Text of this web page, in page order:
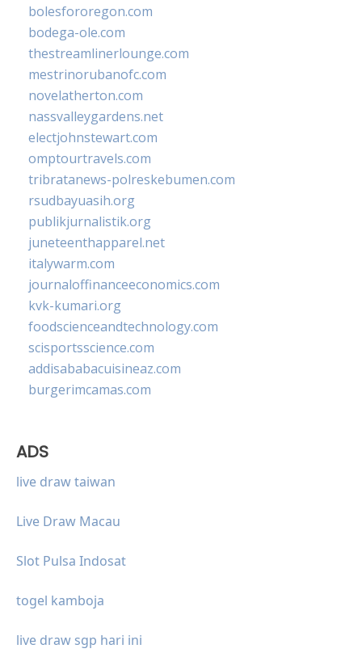
bolesfororegon.com
bodega-ole.com
thestreamlinerlounge.com
mestrinorubanofc.com
novelatherton.com
nassvalleygardens.net
electjohnstewart.com
omptourtravels.com
tribratanews-polreskebumen.com
rsudbayuasih.org
publikjurnalistik.org
juneteenthapparel.net
italywarm.com
journaloffinanceeconomics.com
kvk-kumari.org
foodscienceandtechnology.com
scisportsscience.com
addisababacuisineaz.com
burgerimcamas.com
ADS
live draw taiwan
Live Draw Macau
Slot Pulsa Indosat
togel kamboja
live draw sgp hari ini